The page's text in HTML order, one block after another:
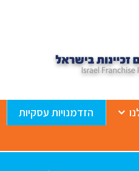
הזדמנויות עסקיות